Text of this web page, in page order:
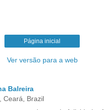
Página inicial
Ver versão para a web
Balreira
Ceará, Brazil